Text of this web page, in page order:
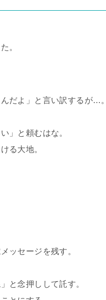
。
だよ」と言い訳するが…。
」と頼むはな。
る大地。
ッセージを残す。
と念押しして託す。